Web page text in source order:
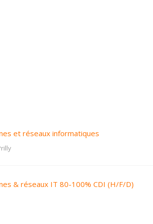
et réseaux informatiques
& réseaux IT 80-100% CDI (H/F/D)